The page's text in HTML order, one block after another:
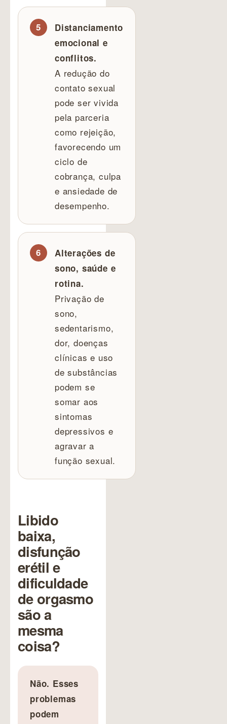
Distanciamento
emocional e
conflitos.
A redução do
contato sexual
pode ser vivida
pela parceria
como rejeição,
favorecendo um
ciclo de
cobrança, culpa
e ansiedade de
desempenho.
Alterações de
sono, saúde e
rotina.
Privação de
sono,
sedentarismo,
dor, doenças
clínicas e uso
de substâncias
podem se
somar aos
sintomas
depressivos e
agravar a
função sexual.
Libido
baixa,
disfunção
erétil e
dificuldade
de orgasmo
são a
mesma
coisa?
Não. Esses
problemas
podem